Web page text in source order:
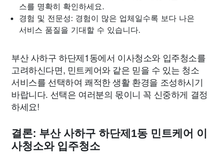
스를 명확히 확인하세요.
경험 및 전문성: 경험이 많은 업체일수록 보다 나은
서비스 품질을 기대할 수 있습니다.
부산 사하구 하단제1동에서 이사청소와 입주청소를
고려하신다면, 민트케어와 같은 믿을 수 있는 청소
서비스를 선택하여 쾌적한 생활 환경을 조성하시기
바랍니다. 선택은 여러분의 몫이니 꼭 신중하게 결정
하세요!
결론: 부산 사하구 하단제1동 민트케어 이
사청소와 입주청소